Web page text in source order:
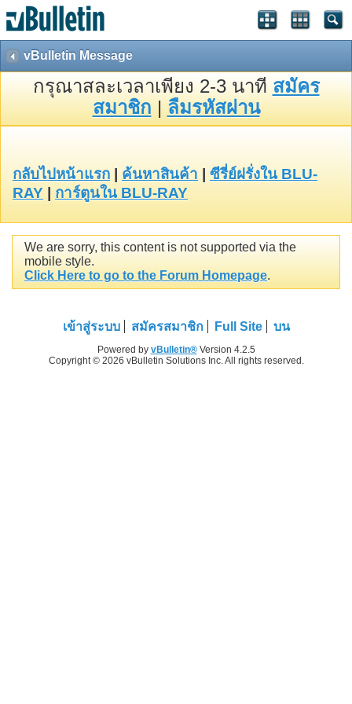
vBulletin Message
กรุณาสละเวลาเพียง 2-3 นาที สมัคร
สมาชิก | ลืมรหัสผ่าน
กลับไปหน้าแรก ค้นหาสินค้า
ซีรี่ย์ฝรั่งใน BLU-
RAY
การ์ตูนใน BLU-RAY
We are sorry, this content is not supported via the
mobile style.
Click Here to go to the Forum Homepage.
เข้าสู่ระบบ สมัครสมาชิก Full Site บน
Powered by vBulletin®Version 4.2.5
Copyright © 2026 vBulletin Solutions Inc. All rights reserved.